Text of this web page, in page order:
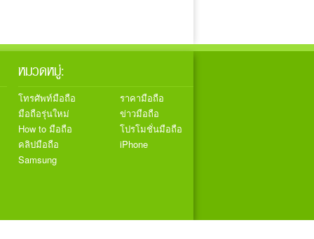
หมวดหมู่:
โทรศัพท์มือถือ
ราคามือถือ
มือถือรุ่นใหม่
ข่าวมือถือ
How to มือถือ
โปรโมชั่นมือถือ
คลิปมือถือ
iPhone
Samsung